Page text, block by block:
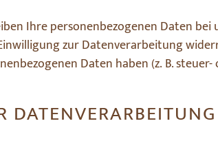
Ihre personenbezogenen Daten bei
zur Datenverarbeitung
Daten haben (z. B.